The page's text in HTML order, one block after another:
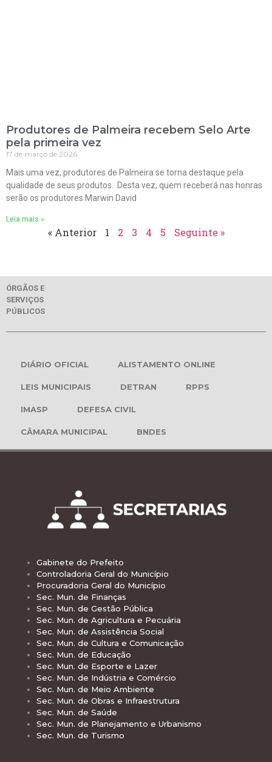
Produtores de Palmeira recebem Selo Arte
pela primeira vez
17 de março de 2026
Mais uma vez, produtores de Palmeira se torna destaque pela
qualidade de seus produtos. Desta vez, quem receberá nas honras
serão os produtores Marwin David
Leia mais »
« Anterior 1 2 3 4 5 Seguinte »
ÓRGÃOS E
SERVIÇOS
PÚBLICOS
DIÁRIO OFICIAL ALISTAMENTO ONLINE
LEIS MUNICIPAIS DETRAN RPPS
IMASP DEFESA CIVIL
CÂMARA MUNICIPAL BNDES
Gabinete do Prefeito
Controladoria Geral do Município
Procuradoria Geral do Município
Sec. Mun. de Finanças
Sec. Mun. de Gestão Pública
Sec. Mun. de Agricultura e Pecuária
Sec. Mun. de Assistência Social
Sec. Mun. de Cultura e Comunicação
Sec. Mun. de Educação
Sec. Mun. de Esporte e Lazer
Sec. Mun. de Indústria e Comércio
Sec. Mun. de Meio Ambiente
Sec. Mun. de Obras e Infraestrutura
Sec. Mun. de Saúde
Sec. Mun. de Planejamento e Urbanismo
Sec. Mun. de Turismo